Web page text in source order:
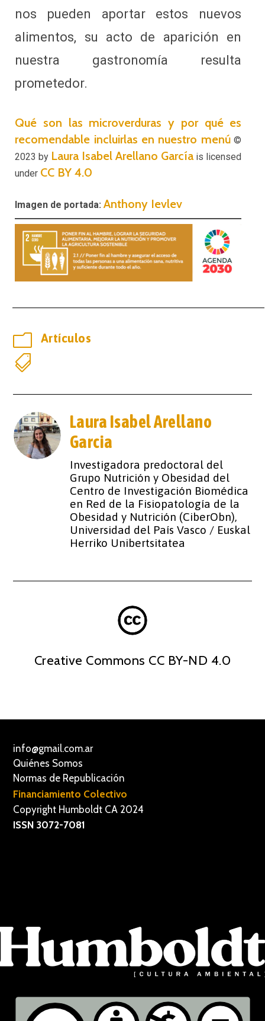
nos pueden aportar estos nuevos
alimentos, su acto de aparición en
nuestra gastronomía resulta
prometedor.
Qué son las microverduras y por qué es
recomendable incluirlas en nuestro menú©
2023 by Laura Isabel Arellano Garcíais licensed
under CC BY 4.0
Imagen de portada: Anthony Ievlev
m Artículos

Laura Isabel Arellano
Garcia
Investigadora predoctoral del
Grupo Nutrición y Obesidad del
Centro de Investigación Biomédica
en Red de la Fisiopatología de la
Obesidad y Nutrición (CiberObn),
Universidad del País Vasco / Euskal
Herriko Unibertsitatea
Creative Commons CC BY-ND 4.0
info@gmail.com.ar
Quiénes Somos
Normas de Republicación
Financiamiento Colectivo
Copyright Humboldt CA 2024
ISSN 3072-7081